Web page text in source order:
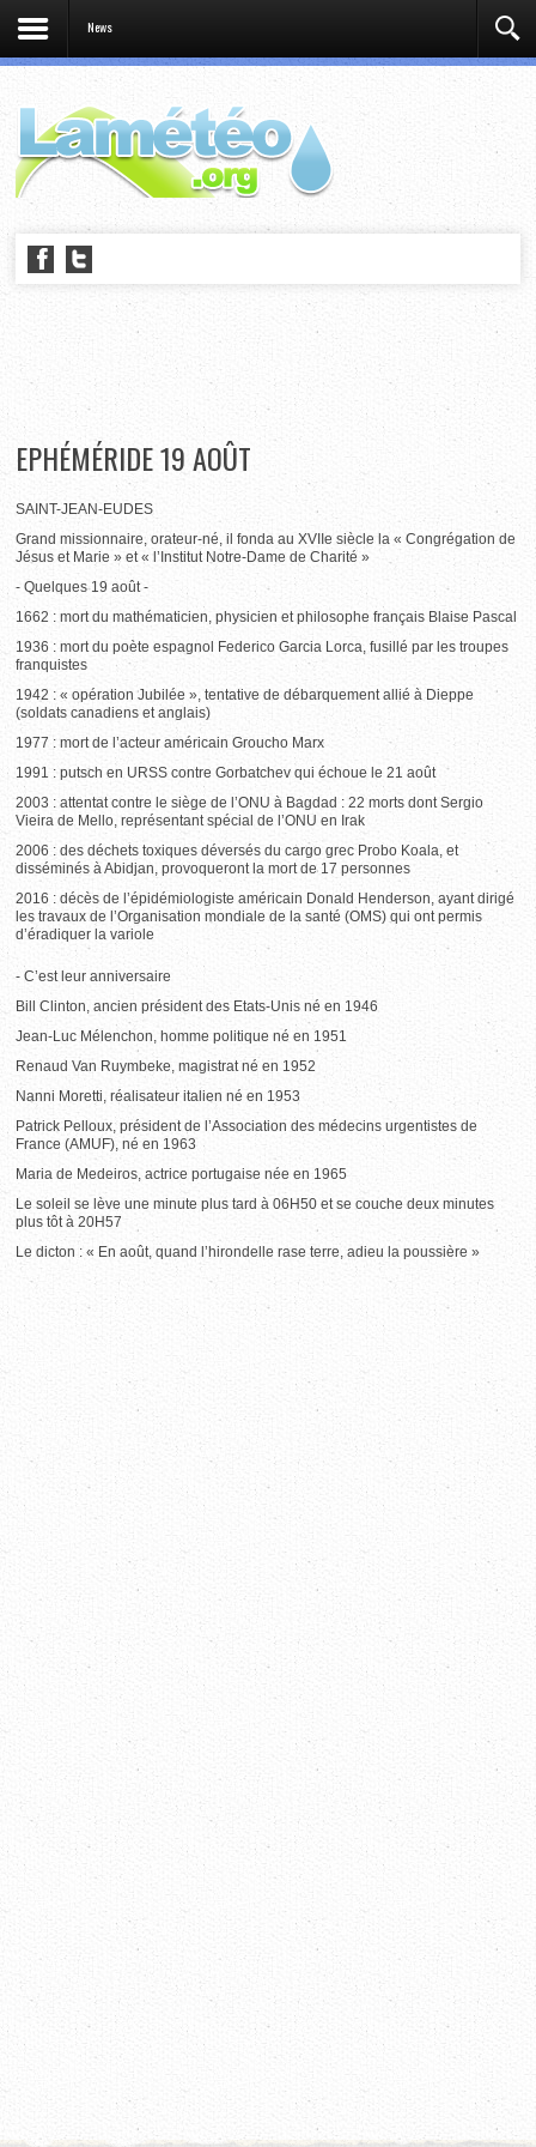
News
EPHÉMÉRIDE 19 AOÛT
SAINT-JEAN-EUDES
Grand missionnaire, orateur-né, il fonda au XVIIe siècle la « Congrégation de
Jésus et Marie » et « l’Institut Notre-Dame de Charité »
- Quelques 19 août -
1662 : mort du mathématicien, physicien et philosophe français Blaise Pascal
1936 : mort du poète espagnol Federico Garcia Lorca, fusillé par les troupes
franquistes
1942 : « opération Jubilée », tentative de débarquement allié à Dieppe
(soldats canadiens et anglais)
1977 : mort de l’acteur américain Groucho Marx
1991 : putsch en URSS contre Gorbatchev qui échoue le 21 août
2003 : attentat contre le siège de l’ONU à Bagdad : 22 morts dont Sergio
Vieira de Mello, représentant spécial de l’ONU en Irak
2006 : des déchets toxiques déversés du cargo grec Probo Koala, et
disséminés à Abidjan, provoqueront la mort de 17 personnes
2016 : décès de l’épidémiologiste américain Donald Henderson, ayant dirigé
les travaux de l’Organisation mondiale de la santé (OMS) qui ont permis
d’éradiquer la variole
- C’est leur anniversaire
Bill Clinton, ancien président des Etats-Unis né en 1946
Jean-Luc Mélenchon, homme politique né en 1951
Renaud Van Ruymbeke, magistrat né en 1952
Nanni Moretti, réalisateur italien né en 1953
Patrick Pelloux, président de l’Association des médecins urgentistes de
France (AMUF), né en 1963
Maria de Medeiros, actrice portugaise née en 1965
Le soleil se lève une minute plus tard à 06H50 et se couche deux minutes
plus tôt à 20H57
Le dicton : « En août, quand l’hirondelle rase terre, adieu la poussière »